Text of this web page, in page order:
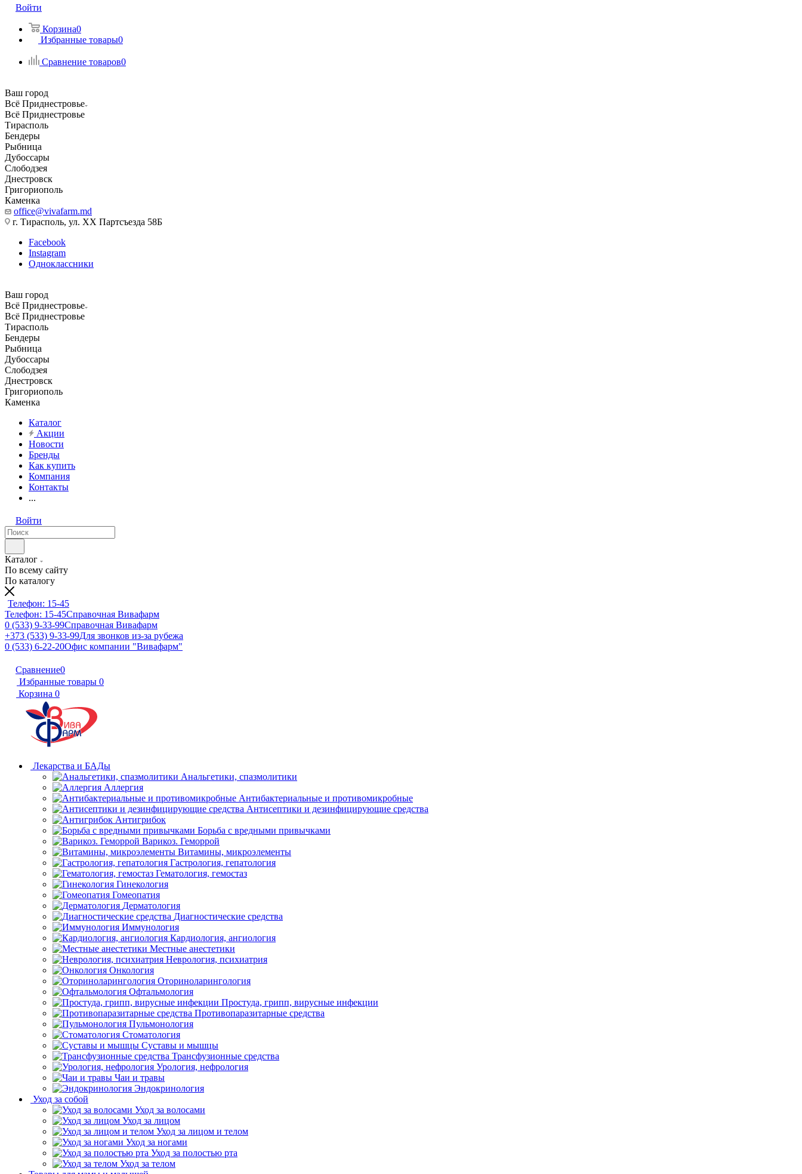
Войти
Корзина0
Избранные товары0
Сравнение товаров0
Ваш город
Всё Приднестровье
Всё Приднестровье
Тирасполь
Бендеры
Рыбница
Дубоссары
Слободзея
Днестровск
Григориополь
Каменка
office@vivafarm.md
г. Тирасполь, ул. ХХ Партсъезда 58Б
Facebook
Instagram
Одноклассники
Ваш город
Всё Приднестровье
Всё Приднестровье
Тирасполь
Бендеры
Рыбница
Дубоссары
Слободзея
Днестровск
Григориополь
Каменка
Каталог
Акции
Новости
Бренды
Как купить
Компания
Контакты
...
Войти
Каталог
По всему сайту
По каталогу
Телефон: 15-45
Телефон: 15-45Справочная Вивафарм
0 (533) 9-33-99Справочная Вивафарм
+373 (533) 9-33-99Для звонков из-за рубежа
0 (533) 6-22-20Офис компании "Вивафарм"
Сравнение0
Избранные товары 0
Корзина 0
Лекарства и БАДы
Анальгетики, спазмолитики
Аллергия
Антибактериальные и противомикробные
Антисептики и дезинфицирующие средства
Антигрибок
Борьба с вредными привычками
Варикоз. Геморрой
Витамины, микроэлементы
Гастрология, гепатология
Гематология, гемостаз
Гинекология
Гомеопатия
Дерматология
Диагностические средства
Иммунология
Кардиология, ангиология
Местные анестетики
Неврология, психиатрия
Онкология
Оториноларингология
Офтальмология
Простуда, грипп, вирусные инфекции
Противопаразитарные средства
Пульмонология
Стоматология
Суставы и мышцы
Трансфузионные средства
Урология, нефрология
Чаи и травы
Эндокринология
Уход за собой
Уход за волосами
Уход за лицом
Уход за лицом и телом
Уход за ногами
Уход за полостью рта
Уход за телом